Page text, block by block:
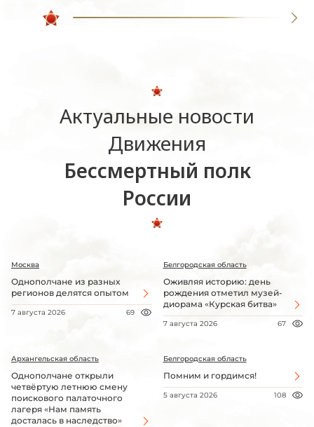
Актуальные новости
Движения
Бессмертный полк
России
Москва
Однополчане из разных
регионов делятся опытом
7 августа 2026 69
Белгородская область
Оживляя историю: день
рождения отметил музей-
диорама «Курская битва»
7 августа 2026 67
Архангельская область
Однополчане открыли
четвёртую летнюю смену
поискового палаточного
лагеря «Нам память
досталась в наследство»
Белгородская область
Помним и гордимся!
5 августа 2026 108